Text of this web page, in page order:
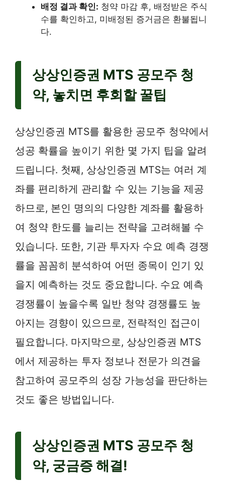
배정 결과 확인: 청약 마감 후, 배정받은 주식
수를 확인하고, 미배정된 증거금은 환불됩니
다.
상상인증권 MTS 공모주 청
약, 놓치면 후회할 꿀팁
상상인증권 MTS를 활용한 공모주 청약에서
성공 확률을 높이기 위한 몇 가지 팁을 알려
드립니다. 첫째, 상상인증권 MTS는 여러 계
좌를 편리하게 관리할 수 있는 기능을 제공
하므로, 본인 명의의 다양한 계좌를 활용하
여 청약 한도를 늘리는 전략을 고려해볼 수
있습니다. 또한, 기관 투자자 수요 예측 경쟁
률을 꼼꼼히 분석하여 어떤 종목이 인기 있
을지 예측하는 것도 중요합니다. 수요 예측
경쟁률이 높을수록 일반 청약 경쟁률도 높
아지는 경향이 있으므로, 전략적인 접근이
필요합니다. 마지막으로, 상상인증권 MTS
에서 제공하는 투자 정보나 전문가 의견을
참고하여 공모주의 성장 가능성을 판단하는
것도 좋은 방법입니다.
상상인증권 MTS 공모주 청
약, 궁금증 해결!